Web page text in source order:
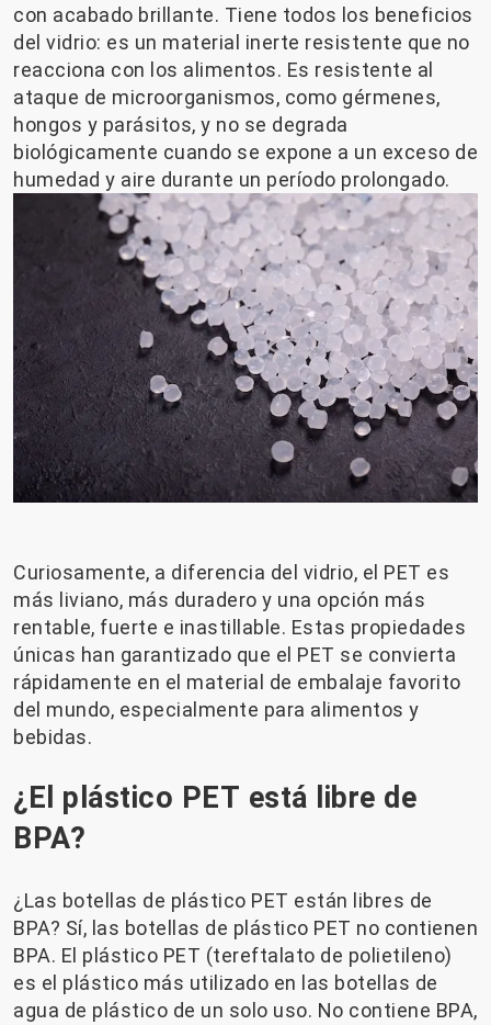
con acabado brillante. Tiene todos los beneficios
del vidrio: es un material inerte resistente que no
reacciona con los alimentos. Es resistente al
ataque de microorganismos, como gérmenes,
hongos y parásitos, y no se degrada
biológicamente cuando se expone a un exceso de
humedad y aire durante un período prolongado.
Curiosamente, a diferencia del vidrio, el PET es
más liviano, más duradero y una opción más
rentable, fuerte e inastillable. Estas propiedades
únicas han garantizado que el PET se convierta
rápidamente en el material de embalaje favorito
del mundo, especialmente para alimentos y
bebidas.
¿El plástico PET está libre de
BPA?
¿Las botellas de plástico PET están libres de
BPA? Sí, las botellas de plástico PET no contienen
BPA. El plástico PET (tereftalato de polietileno)
es el plástico más utilizado en las botellas de
agua de plástico de un solo uso. No contiene BPA,